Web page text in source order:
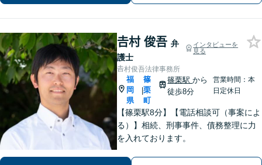
𠮷村 俊吾 弁
護士
インタビューを
見る
𠮷村俊吾法律事務所
福
岡
県
|
篠
栗
町
篠栗駅から
徒歩8分
営業時間：本
日定休日
【篠栗駅8分】【電話相談可（事案によ
る）】相続、刑事事件、債務整理に力
を入れております。